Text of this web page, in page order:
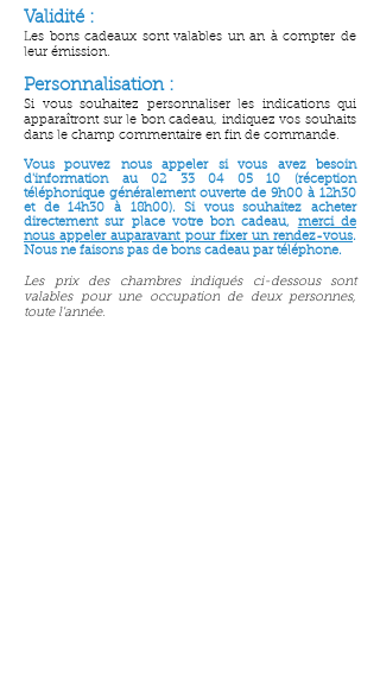
Validité :
Les bons cadeaux sont valables un an à compter de
leur émission.
Personnalisation :
Si vous souhaitez personnaliser les indications qui
apparaîtront sur le bon cadeau, indiquez vos souhaits
dans le champ commentaire en fin de commande.
Vous pouvez nous appeler si vous avez besoin
d'information au02 33 04 05 10 (réception
téléphonique généralement ouverte de 9h00 à 12h30
et de 14h30 à 18h00). Si vous souhaitez acheter
directement sur place votre bon cadeau, merci de
nous appeler auparavant pour fixer un rendez-vous.
Nous ne faisons pas de bons cadeau par téléphone.
Les prix des chambres indiqués ci-dessous sont
valables pour une occupation de deux personnes,
toute l'année.